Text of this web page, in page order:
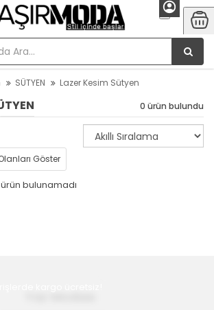
SÜTYEN Lazer Kesim Sütyen
0 ürün bulundu
Göster
bulunamadı
kargo ücretsiz!
Yaz Modası